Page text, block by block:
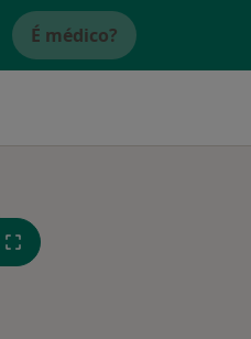
É médico?